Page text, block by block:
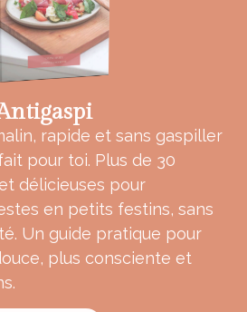
rapide et sans gaspiller
pour toi. Plus de 30
délicieuses pour
en petits festins, sans
Un guide pratique pour
plus consciente et